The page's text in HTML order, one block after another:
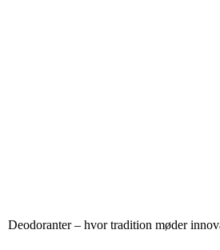
Deodoranter – hvor tradition møder